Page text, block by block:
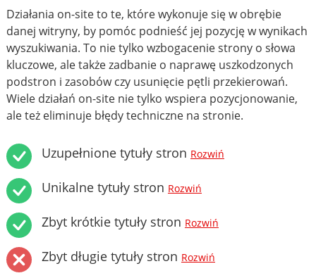
Działania on-site to te, które wykonuje się w obrębie
danej witryny, by pomóc podnieść jej pozycję w wynikach
wyszukiwania. To nie tylko wzbogacenie strony o słowa
kluczowe, ale także zadbanie o naprawę uszkodzonych
podstron i zasobów czy usunięcie pętli przekierowań.
Wiele działań on-site nie tylko wspiera pozycjonowanie,
ale też eliminuje błędy techniczne na stronie.
Uzupełnione tytuły stron Rozwiń
Unikalne tytuły stron Rozwiń
Zbyt krótkie tytuły stron Rozwiń
Zbyt długie tytuły stron Rozwiń